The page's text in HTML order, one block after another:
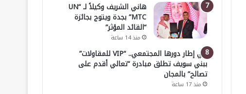
هاني الشريف وكيلاً لـ “UN
MTC” بجدة ويتوج بجائزة
“القائد المؤثر”
منذ 14 ساعة
في إطار دورها المجتمعي.. “VIP للمقاولات”
ببني سويف تطلق مبادرة “تعالي أقدم على
تصالح” بالمجان
منذ 17 ساعة